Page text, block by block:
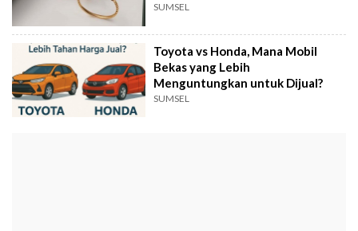
SUMSEL
Toyota vs Honda, Mana Mobil
Bekas yang Lebih
Menguntungkan untuk Dijual?
SUMSEL